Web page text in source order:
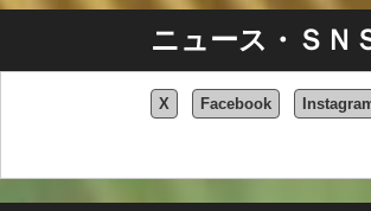
ニュース・ＳＮ
X Facebook